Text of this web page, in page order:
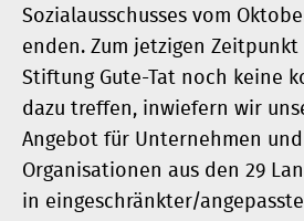
Sozialausschusses vom
enden. Zum jetzigen
Stiftung Gute-Tat noch keine
dazu treffen, inwiefern wir
Angebot für Unternehmen
Organisationen aus den 29
in eingeschränkter/